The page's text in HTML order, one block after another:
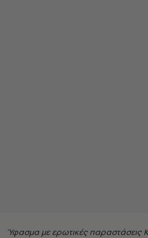
Ύφασμα με ερωτικές παραστάσεις